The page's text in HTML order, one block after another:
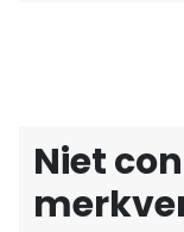
Niet